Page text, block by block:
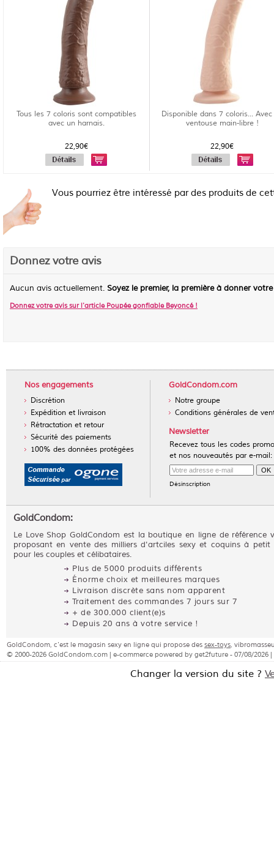
Tous les 7 coloris sont compatibles
avec un harnais.
22,90€
Disponible dans 7 coloris... Avec
ventouse main-libre !
22,90€
Vous pourriez être intéressé par des produits de
Donnez votre avis
Aucun avis actuellement. Soyez le premier, la première à donner
Donnez votre avis sur l'article Poupée gonflable Beyoncé!
Nos engagements
Discrétion
Expédition et livraison
Rétractation et retour
Sécurité des paiements
100% des données protégées
GoldCondom.com
Notre groupe
Conditions générales de
Newsletter
Recevez tous les codes
et nos nouveautés par e-mail:
Désinscription
GoldCondom:
Le Love Shop GoldCondom est la boutique en ligne de référence
proposant en vente des milliers d'artciles sexy et coquins à petit
pour les couples et célibataires.
Plus de 5000 produits différents
Énorme choix et meilleures marques
Livraison discrète sans nom apparent
Traitement des commandes 7 jours sur 7
+ de 300.000 client(e)s
Depuis 20 ans à votre service !
GoldCondom, c'est le magasin sexy en ligne qui propose des sex-toys,
© 2000-2026 GoldCondom.com | e-commerce powered by get2future - 07/08/2026 |
Changer la version du site ?